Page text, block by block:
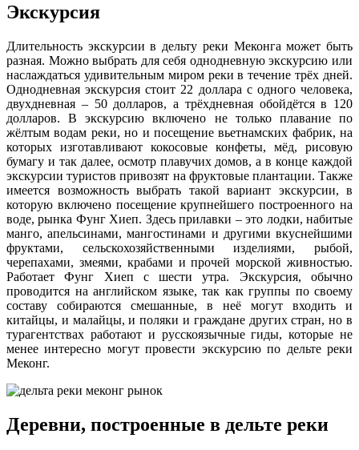
Экскурсия
Длительность экскурсии в дельту реки Меконга может быть
разная. Можно выбрать для себя однодневную экскурсию или
наслаждаться удивительным миром реки в течение трёх дней.
Однодневная экскурсия стоит 22 доллара с одного человека,
двухдневная – 50 долларов, а трёхдневная обойдётся в 120
долларов. В экскурсию включено не только плавание по
жёлтым водам реки, но и посещение вьетнамских фабрик, на
которых изготавливают кокосовые конфеты, мёд, рисовую
бумагу и так далее, осмотр плавучих домов, а в конце каждой
экскурсии туристов привозят на фруктовые плантации. Также
имеется возможность выбрать такой вариант экскурсии, в
которую включено посещение крупнейшего построенного на
воде, рынка Фунг Хиеп. Здесь прилавки – это лодки, набитые
манго, апельсинами, мангостинами и другими вкуснейшими
фруктами, сельскохозяйственными изделиями, рыбой,
черепахами, змеями, крабами и прочей морской живностью.
Работает Фунг Хиеп с шести утра. Экскурсия, обычно
проводится на английском языке, так как группы по своему
составу собираются смешанные, в неё могут входить и
китайцы, и малайцы, и поляки и граждане других стран, но в
турагентствах работают и русскоязычные гиды, которые не
менее интересно могут провести экскурсию по дельте реки
Меконг.
Деревни, построенные в дельте реки